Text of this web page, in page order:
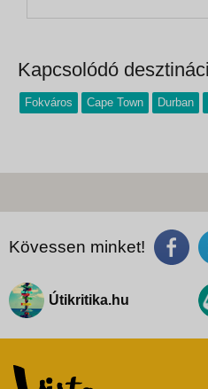
Kapcsolódó
Fokváros Cape Town Durban
Kövessen minket!
Útikritika.hu